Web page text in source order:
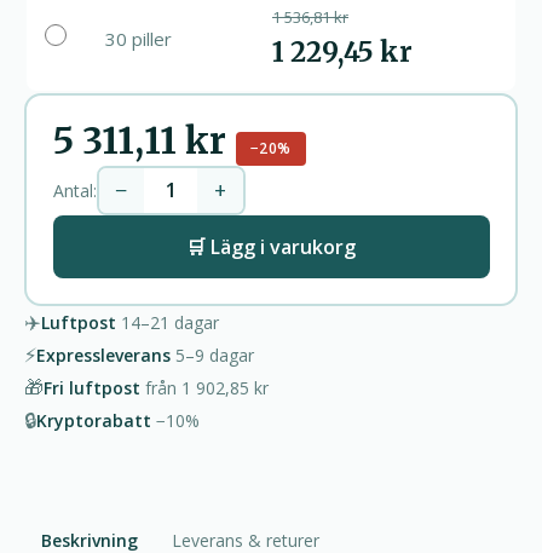
30 piller
1 536,81 kr
1 229,45 kr
5 311,11 kr −20%
Antal: − +
🛒 Lägg i varukorg
✈️Luftpost 14–21 dagar
⚡Expressleverans 5–9 dagar
🎁Fri luftpost från 1 902,85 kr
🔒Kryptorabatt −10%
Beskrivning Leverans & returer